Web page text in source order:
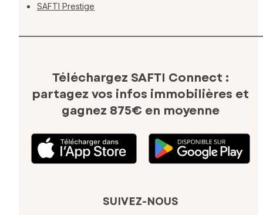
SAFTI Prestige
Téléchargez SAFTI Connect :
partagez vos infos immobilières et
gagnez 875€ en moyenne
SUIVEZ-NOUS